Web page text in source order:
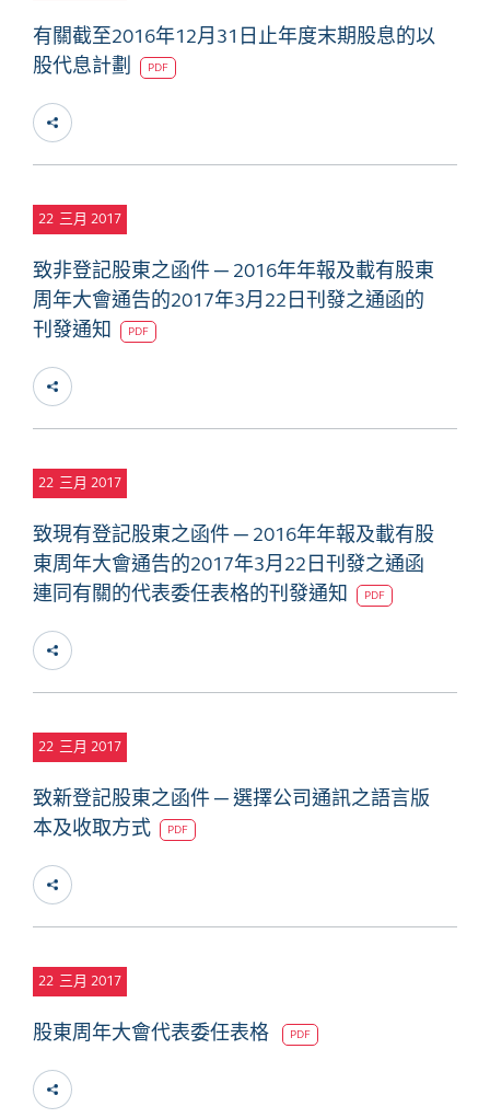
有關截至2016年12月31日止年度末期股息的以
股代息計劃
PDF
22 三月 2017
致非登記股東之函件 ─ 2016年年報及載有股東
周年大會通告的2017年3月22日刊發之通函的
刊發通知
PDF
22 三月 2017
致現有登記股東之函件 ─ 2016年年報及載有股
東周年大會通告的2017年3月22日刊發之通函
連同有關的代表委任表格的刊發通知
PDF
22 三月 2017
致新登記股東之函件 ─ 選擇公司通訊之語言版
本及收取方式
PDF
22 三月 2017
股東周年大會代表委任表格 PDF